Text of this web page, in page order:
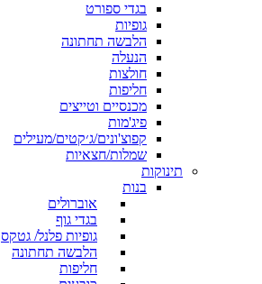
בגדי ספורט
גופיות
הלבשה תחתונה
הנעלה
חולצות
חליפות
מכנסיים וטייצים
פיג'מות
קפוצ'ונים/ג׳קטים/מעילים
שמלות/חצאיות
תינוקות
בנות
אוברולים
בגדי גוף
גופיות פלנל/ גטקס
הלבשה תחתונה
חליפות